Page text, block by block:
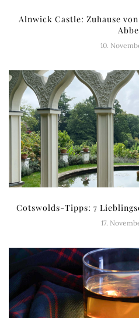
Alnwick Castle: Zuhause
10.
Cotswolds-Tipps: 7
17.